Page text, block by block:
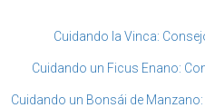
Cuidando la Vinca:
Cuidando un Ficus Enano:
Cuidando un Bonsái de